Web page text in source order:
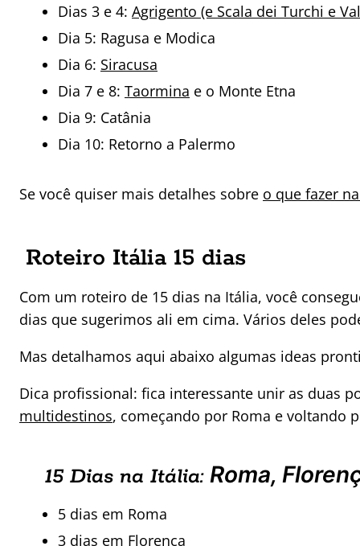
Dias 3 e 4: Agrigento (e Scala dei Turchi e
Dia 5: Ragusa e Modica
Dia 6: Siracusa
Dia 7 e 8: Taormina e o Monte Etna
Dia 9: Catânia
Dia 10: Retorno a Palermo
Se você quiser mais detalhes sobre o que fazer
Roteiro Itália 15 dias
Com um roteiro de 15 dias na Itália, você
dias que sugerimos ali em cima. Vários deles
Mas detalhamos aqui abaixo algumas ideas
Dica profissional: fica interessante unir as duas
multidestinos, começando por Roma e voltando
15 Dias na Itália: Roma,
5 dias em Roma
3 dias em Florença